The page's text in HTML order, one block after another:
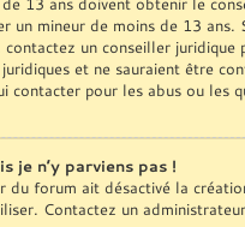
mineur de moins de 13 ans.
contactez un conseiller
et ne sauraient être
contacter pour les abus ou les
je n’y parviens pas !
du forum ait désactivé la
Contactez un